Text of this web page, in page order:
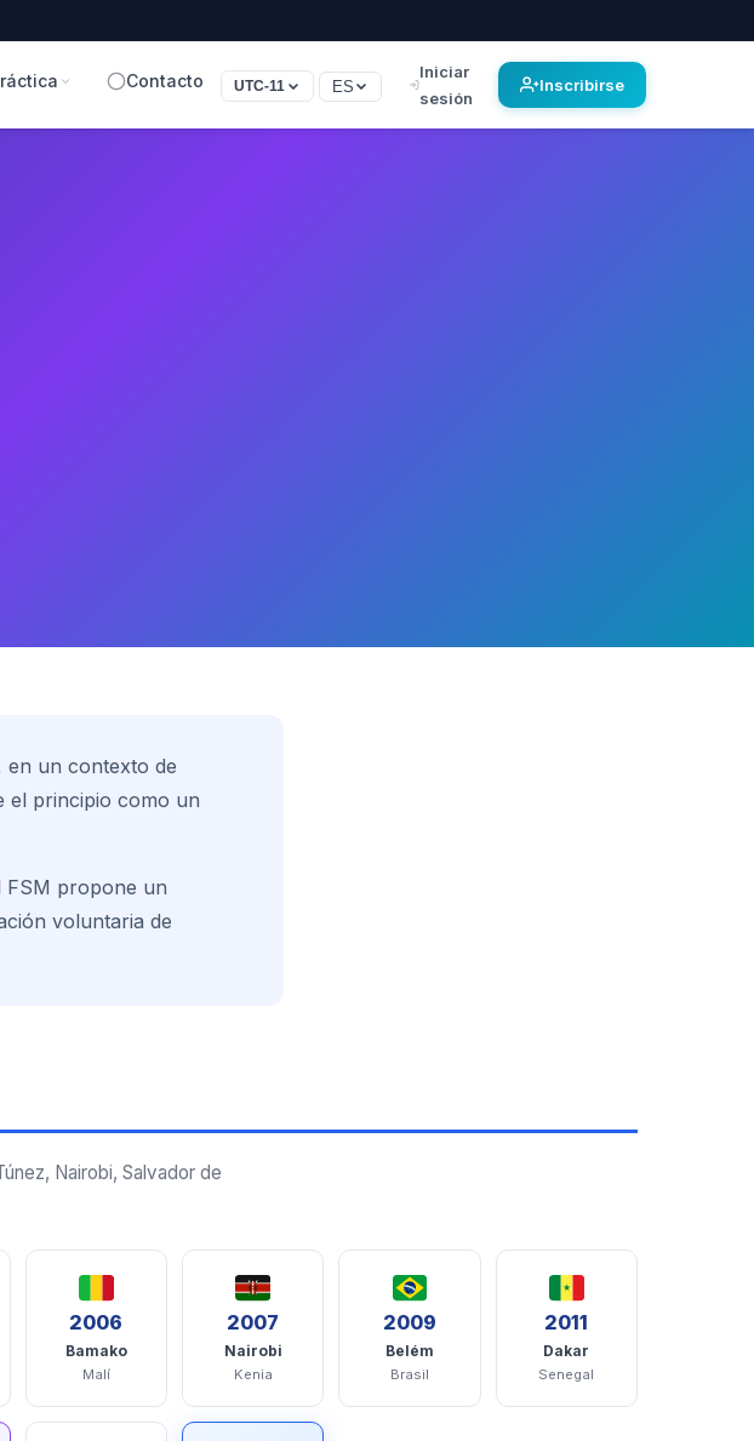
Contacto UTC-11 ES
Iniciar
sesión
Inscribirse
en un contexto de
el principio como un
FSM propone un
voluntaria de
Nairobi, Salvador de
2006
Bamako
Malí
2007
Nairobi
Kenia
2009
Belém
Brasil
2011
Dakar
Senegal